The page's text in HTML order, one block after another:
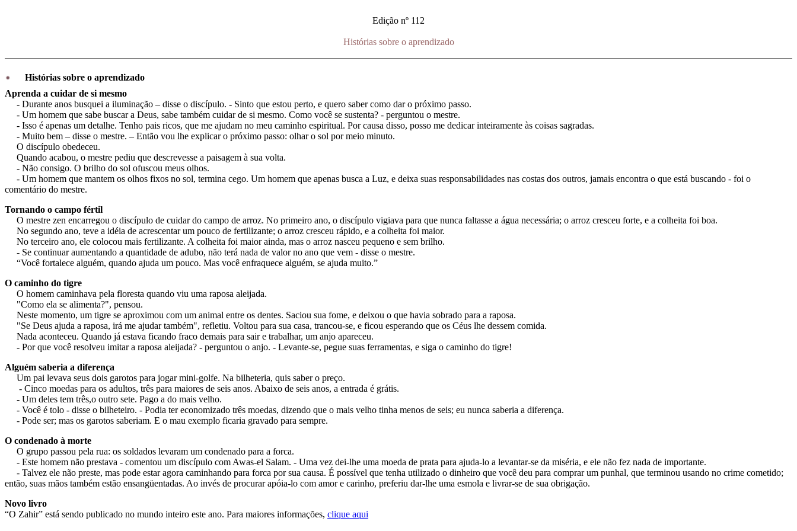
Edição nº 112
Histórias sobre o aprendizado
Histórias sobre o aprendizado
Aprenda a cuidar de si mesmo
- Durante anos busquei a iluminação – disse o discípulo. - Sinto que estou perto, e quero saber como dar o próximo passo.
- Um homem que sabe buscar a Deus, sabe também cuidar de si mesmo. Como você se sustenta? - perguntou o mestre.
- Isso é apenas um detalhe. Tenho pais ricos, que me ajudam no meu caminho espiritual. Por causa disso, posso me dedicar inteiramente às coisas sagradas.
- Muito bem – disse o mestre. – Então vou lhe explicar o próximo passo: olhar o sol por meio minuto.
O discípulo obedeceu.
Quando acabou, o mestre pediu que descrevesse a paisagem à sua volta.
- Não consigo. O brilho do sol ofuscou meus olhos.
- Um homem que mantem os olhos fixos no sol, termina cego. Um homem que apenas busca a Luz, e deixa suas responsabilidades nas costas dos outros, jamais encontra o que está buscando - foi o
comentário do mestre.
Tornando o campo fértil
O mestre zen encarregou o discípulo de cuidar do campo de arroz. No primeiro ano, o discípulo vigiava para que nunca faltasse a água necessária; o arroz cresceu forte, e a colheita foi boa.
No segundo ano, teve a idéia de acrescentar um pouco de fertilizante; o arroz cresceu rápido, e a colheita foi maior.
No terceiro ano, ele colocou mais fertilizante. A colheita foi maior ainda, mas o arroz nasceu pequeno e sem brilho.
- Se continuar aumentando a quantidade de adubo, não terá nada de valor no ano que vem - disse o mestre.
“Você fortalece alguém, quando ajuda um pouco. Mas você enfraquece alguém, se ajuda muito.”
O caminho do tigre
O homem caminhava pela floresta quando viu uma raposa aleijada.
"Como ela se alimenta?", pensou.
Neste momento, um tigre se aproximou com um animal entre os dentes. Saciou sua fome, e deixou o que havia sobrado para a raposa.
"Se Deus ajuda a raposa, irá me ajudar também", refletiu. Voltou para sua casa, trancou-se, e ficou esperando que os Céus lhe dessem comida.
Nada aconteceu. Quando já estava ficando fraco demais para sair e trabalhar, um anjo apareceu.
- Por que você resolveu imitar a raposa aleijada? - perguntou o anjo. - Levante-se, pegue suas ferramentas, e siga o caminho do tigre!
Alguém saberia a diferença
Um pai levava seus dois garotos para jogar mini-golfe. Na bilheteria, quis saber o preço.
- Cinco moedas para os adultos, três para maiores de seis anos. Abaixo de seis anos, a entrada é grátis.
- Um deles tem três,o outro sete. Pago a do mais velho.
- Você é tolo - disse o bilheteiro. - Podia ter economizado três moedas, dizendo que o mais velho tinha menos de seis; eu nunca saberia a diferença.
- Pode ser; mas os garotos saberiam. E o mau exemplo ficaria gravado para sempre.
O condenado à morte
O grupo passou pela rua: os soldados levaram um condenado para a forca.
- Este homem não prestava - comentou um discípulo com Awas-el Salam. - Uma vez dei-lhe uma moeda de prata para ajuda-lo a levantar-se da miséria, e ele não fez nada de importante.
- Talvez ele não preste, mas pode estar agora caminhando para forca por sua causa. É possível que tenha utilizado o dinheiro que você deu para comprar um punhal, que terminou usando no crime cometido;
então, suas mãos também estão ensangüentadas. Ao invés de procurar apóia-lo com amor e carinho, preferiu dar-lhe uma esmola e livrar-se de sua obrigação.
Novo livro
“O Zahir” está sendo publicado no mundo inteiro este ano. Para maiores informações, clique aqui